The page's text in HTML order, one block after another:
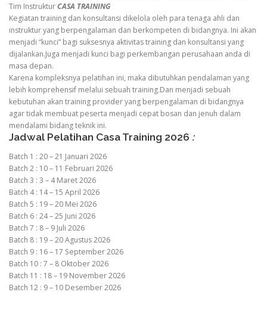
Tim InstrukturCASA TRAINING
Kegiatan training dan konsultansi dikelola oleh para tenaga ahli dan
instruktur yang berpengalaman dan berkompeten di bidangnya. Ini akan
menjadi “kunci” bagi suksesnya aktivitas training dan konsultansi yang
dijalankan.Juga menjadi kunci bagi perkembangan perusahaan anda di
masa depan.
Karena kompleksnya pelatihan ini, maka dibutuhkan pendalaman yang
lebih komprehensif melalui sebuah training.Dan menjadi sebuah
kebutuhan akan training provider yang berpengalaman di bidangnya
agar tidak membuat peserta menjadi cepat bosan dan jenuh dalam
mendalami bidang teknik ini.
Jadwal Pelatihan Casa Training 2026 :
Batch 1 : 20 – 21 Januari 2026
Batch 2 : 10 – 11 Februari 2026
Batch 3 : 3 – 4 Maret 2026
Batch 4 : 14 – 15 April 2026
Batch 5 : 19 – 20 Mei 2026
Batch 6 : 24 – 25 Juni 2026
Batch 7 : 8 – 9 Juli 2026
Batch 8 : 19 – 20 Agustus 2026
Batch 9 : 16 – 17 September 2026
Batch 10 : 7 – 8 Oktober 2026
Batch 11 : 18 – 19 November 2026
Batch 12 : 9 – 10 Desember 2026